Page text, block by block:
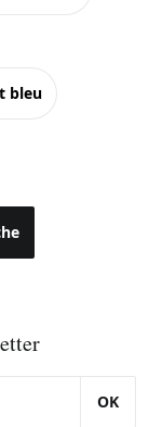
bleu
OK